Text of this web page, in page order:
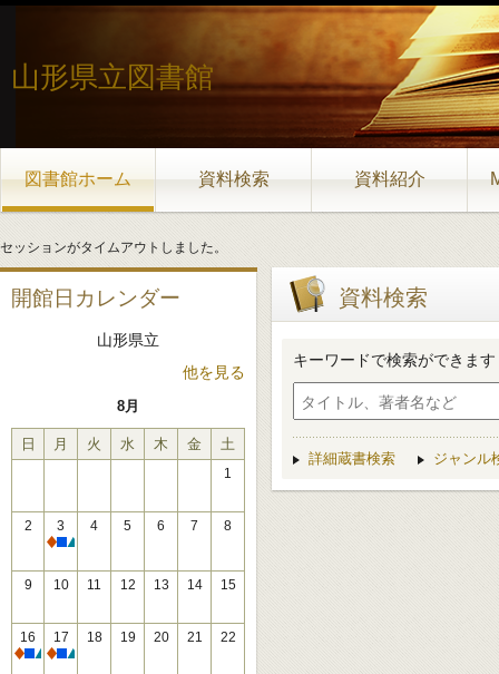
山形県立図書館
図書館ホーム 資料検索 資料紹介
セッションがタイムアウトしました。
開館日カレンダー
山形県立
他を見る
8月
日 月 火 水 木 金 土
1
2
3
休館
4 5 6 7 8
9 10 11 12 13 14 15
16
休館
17
休館
18 19 20 21 22
資料検索
キーワードで検索ができます
詳細蔵書検索 ジャンル